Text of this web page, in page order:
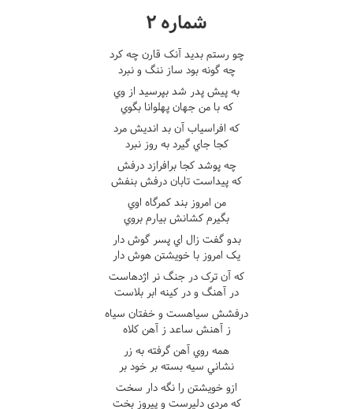
شماره ٢
چو رستم بديد آنک قارن چه کرد
چه گونه بود ساز ننگ و نبرد
به پيش پدر شد بپرسيد از وي
که با من جهان پهلوانا بگوي
که افراسياب آن بد انديش مرد
کجا جاي گيرد به روز نبرد
چه پوشد کجا برافرازد درفش
که پيداست تابان درفش بنفش
من امروز بند کمرگاه اوي
بگيرم کشانش بيارم بروي
بدو گفت زال اي پسر گوش دار
يک امروز با خويشتن هوش دار
که آن ترک در جنگ نر اژدهاست
در آهنگ و در کينه ابر بلاست
درفشش سياهست و خفتان سياه
ز آهنش ساعد ز آهن کلاه
همه روي آهن گرفته به زر
نشاني سيه بسته بر خود بر
ازو خويشتن را نگه دار سخت
که مردي دليرست و پيروز بخت